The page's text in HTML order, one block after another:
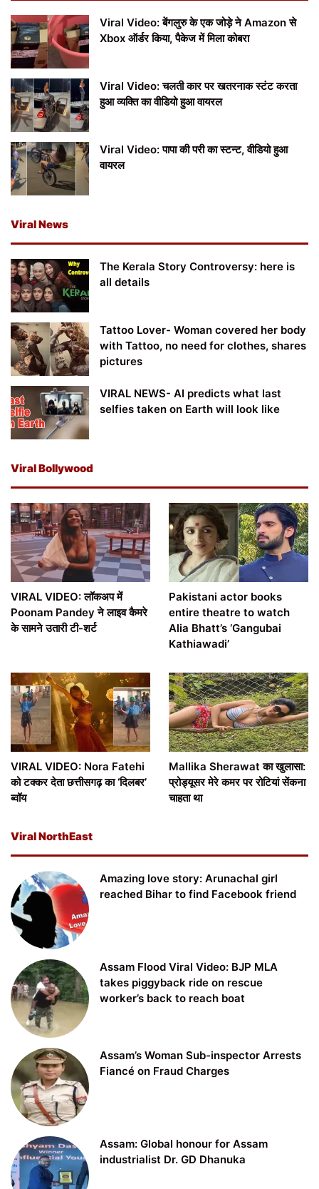
Viral Video: बेंगलुरु के एक जोड़े ने Amazon से
Xbox ऑर्डर किया, पैकेज में मिला कोबरा
Viral Video: चलती कार पर खतरनाक स्टंट करता
हुआ व्यक्ति का वीडियो हुआ वायरल
Viral Video: पापा की परी का स्टन्ट, वीडियो हुआ
वायरल
Viral News
The Kerala Story Controversy: here is
all details
Tattoo Lover- Woman covered her body
with Tattoo, no need for clothes, shares
pictures
VIRAL NEWS- AI predicts what last
selfies taken on Earth will look like
Viral Bollywood
VIRAL VIDEO: लॉकअप में
Poonam Pandey ने लाइव कैमरे
के सामने उतारी टी-शर्ट
Pakistani actor books
entire theatre to watch
Alia Bhatt’s ‘Gangubai
Kathiawadi’
VIRAL VIDEO: Nora Fatehi
को टक्कर देता छत्तीसगढ़ का ‘दिलबर’
ब्वॉय
Mallika Sherawat का खुलासा:
प्रोड्यूसर मेरे कमर पर रोटियां सेंकना
चाहता था
Viral NorthEast
Amazing love story: Arunachal girl
reached Bihar to find Facebook friend
Assam Flood Viral Video: BJP MLA
takes piggyback ride on rescue
worker’s back to reach boat
Assam’s Woman Sub-inspector Arrests
Fiancé on Fraud Charges
Assam: Global honour for Assam
industrialist Dr. GD Dhanuka